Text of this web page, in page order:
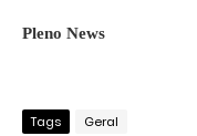
Pleno News
Tags Geral